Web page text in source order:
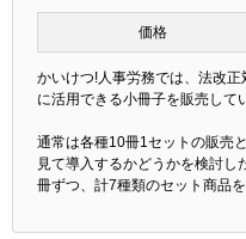
価格
かいけつ!人事労務では、法改
に活用できる小冊子を販売して
通常は各種10冊1セットの販売
見て導入するかどうかを検討し
冊ずつ、計7種類のセット商品を